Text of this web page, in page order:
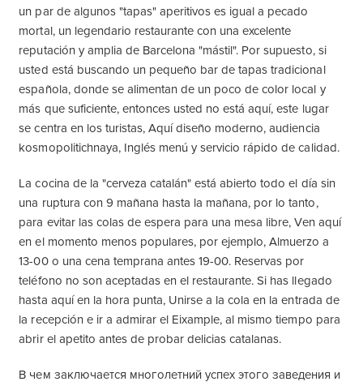
un par de algunos "tapas" aperitivos es igual a pecado
mortal, un legendario restaurante con una excelente
reputación y amplia de Barcelona "mástil". Por supuesto, si
usted está buscando un pequeño bar de tapas tradicional
española, donde se alimentan de un poco de color local y
más que suficiente, entonces usted no está aquí, este lugar
se centra en los turistas, Aquí diseño moderno, audiencia
kosmopolitichnaya, Inglés menú y servicio rápido de calidad.
La cocina de la "cerveza catalán" está abierto todo el día sin
una ruptura con 9 mañana hasta la mañana, por lo tanto,
para evitar las colas de espera para una mesa libre, Ven aquí
en el momento menos populares, por ejemplo, Almuerzo a
13-00 o una cena temprana antes 19-00. Reservas por
teléfono no son aceptadas en el restaurante. Si has llegado
hasta aquí en la hora punta, Unirse a la cola en la entrada de
la recepción e ir a admirar el Eixample, al mismo tiempo para
abrir el apetito antes de probar delicias catalanas.
В чем заключается многолетний успех этого заведения и